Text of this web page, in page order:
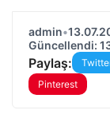
admin•
Güncellendi:
Paylaş:
Pinterest